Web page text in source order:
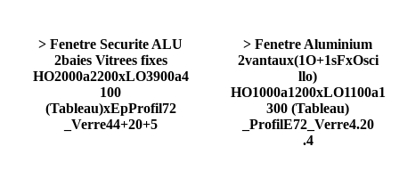
> Fenetre Securite ALU
2baies Vitrees fixes
HO2000a2200xLO3900a4
100
(Tableau)xEpProfil72
_Verre44+20+5
> Fenetre Aluminium
2vantaux(1O+1sFxOsci
llo)
HO1000a1200xLO1100a1
300 (Tableau)
_ProfilE72_Verre4.20
.4